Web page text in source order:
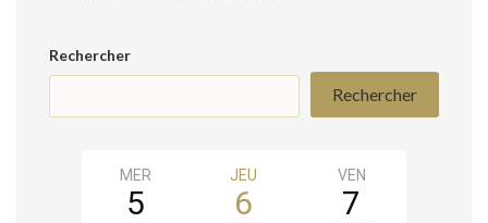
Rechercher
Rechercher
MER
5
JEU
6
VEN
7